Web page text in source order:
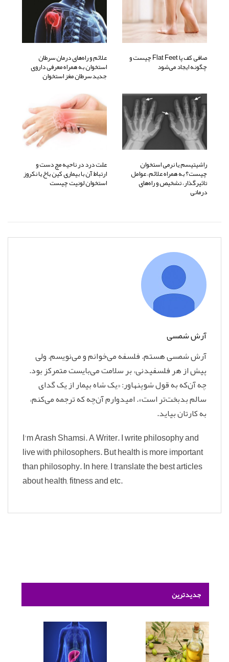
صافی کف پا Flat Feet چیست و
چگونه ایجاد می‌شود
علائم و راه‌های درمان سرطان
استخوان به همراه معرفی داروی
جدید سرطان مغز استخوان
راشیتیسم یا نرمی استخوان
چیست؟ به همراه علائم، عوامل
تاثیرگذار، تشخیص و راه‌های
درمانی
علت درد در ناحیه مچ دست و
ارتباط آن با بیماری کین باخ یا نکروز
استخوان لونیت چیست
آرش شمسی
آرش شمسی هستم. فلسفه می‌خوانم و می‌نویسم‌. ولی
پیش از هر فلسفیدنی، بر سلامت می‌بایست متمرکز بود.
چه آن‌که به قول شوپنهاور: «یک شاه بیمار از یک گدای
سالم بدبخت‌تر است». امیدوارم آن‌چه که ترجمه می‌کنم،
به کارتان بیاید.
I'm Arash Shamsi. A Writer. I write philosophy and
live with philosophers. But health is more important
than philosophy. In here, I translate the best articles
about health, fitness and etc.
جدیدترین